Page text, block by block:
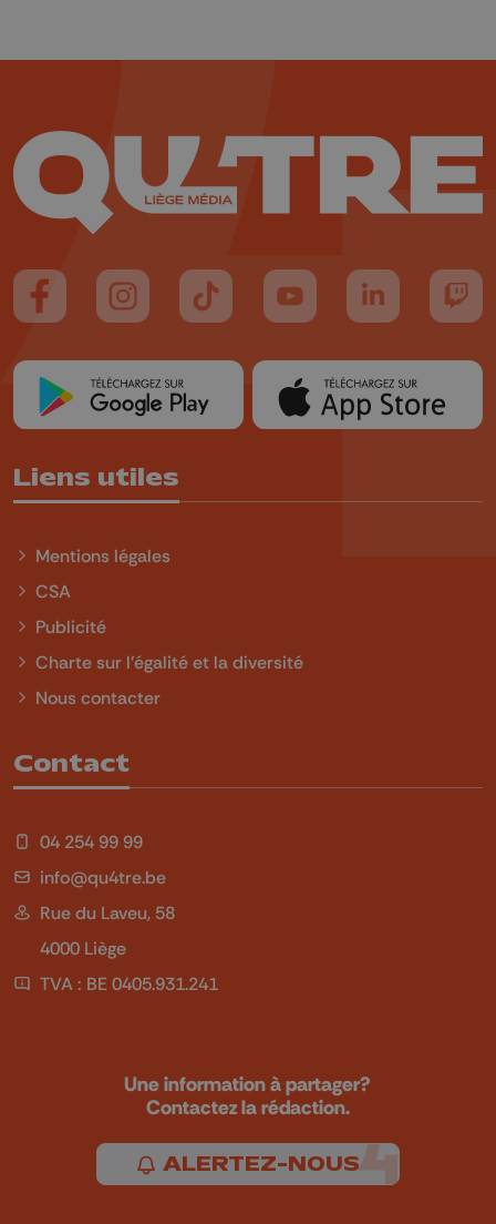
Suivez-nous sur FaceBook
Suivez-nous sur Instagram
Suivez-nous sur TikTok
Suivez-nous sur YouTube
Suivez-nous
Liens utiles
Mentions légales
CSA
Publicité
Charte sur l'égalité et la diversité
Nous contacter
Contact
04 254 99 99
info@qu4tre.be
Rue du Laveu, 58
4000 Liège
TVA : BE 0405.931.241
Une information à partager?
Contactez la rédaction.
ALERTEZ-NOUS